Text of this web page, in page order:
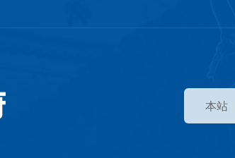
本站